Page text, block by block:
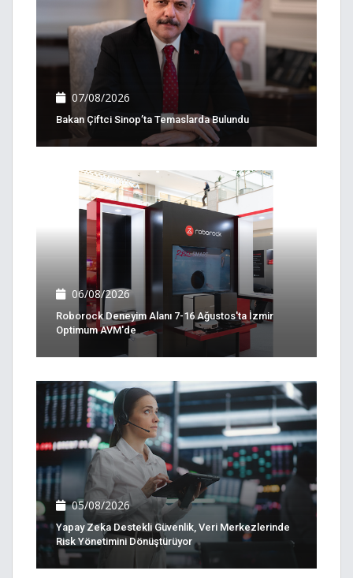
07/08/2026
Bakan Çiftci Sinop’ta Temaslarda Bulundu
06/08/2026
Roborock Deneyim Alanı 7-16 Ağustos'ta İzmir
Optimum AVM'de
05/08/2026
Yapay Zeka Destekli Güvenlik, Veri Merkezlerinde
Risk Yönetimini Dönüştürüyor